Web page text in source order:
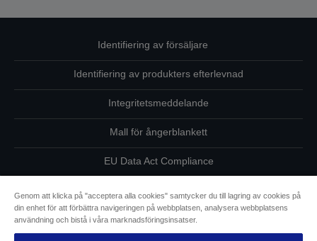
Identifiering av försäljare
Identifiering av produkters efterlevnad
Integritetsmeddelande
Mall för ångerblankett
EU Data Act Compliance
Kontakta oss angående dina uppgifter
Information om cookies
Genom att klicka på "acceptera alla cookies" samtycker du till lagring av cookies på
din enhet för att förbättra navigeringen på webbplatsen, analysera webbplatsens
användning och bistå i våra marknadsföringsinsatser.